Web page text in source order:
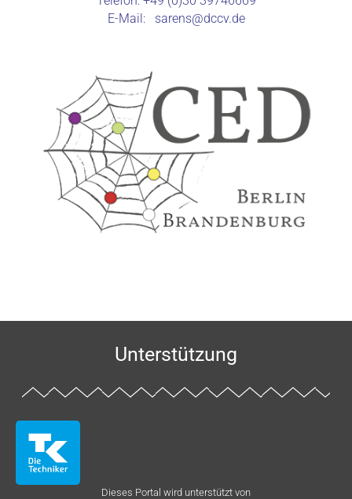
E-Mail: sarens@dccv.de
Unterstützung
Dieses Portal wird unterstützt von